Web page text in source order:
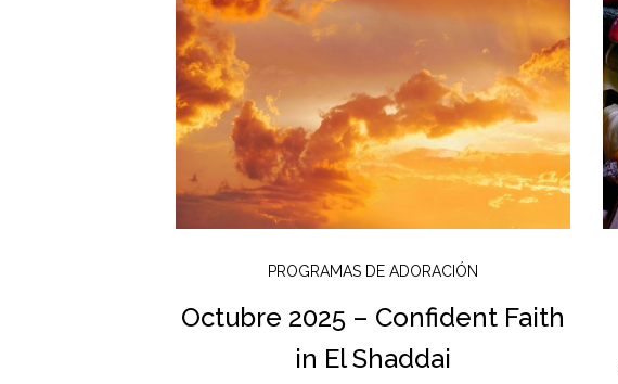
PROGRAMAS DE ADORACIÓN
Octubre 2025 – Confident Faith
in El Shaddai